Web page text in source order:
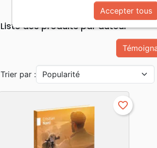
Liste des produits par auteur
Trier par :
favorite_border
Accepter tous